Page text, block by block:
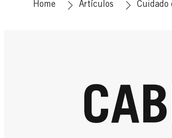
Home Artículos Cuidado